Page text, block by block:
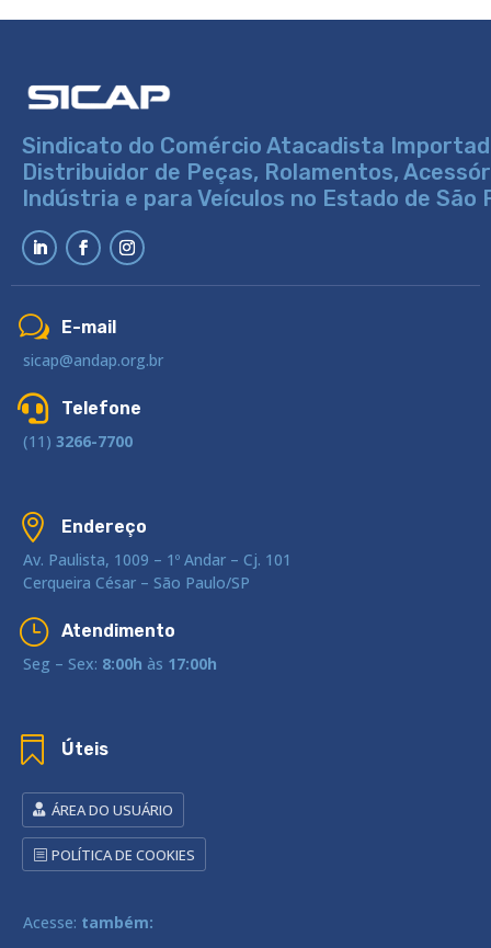
Sindicato do Comércio Atacadista
Distribuidor de Peças, Rolamentos,
Indústria e para Veículos no Estado de São
w
E-mail
sicap@andap.org.br

Telefone
(11) 3266-7700

Endereço
Av. Paulista, 1009 – 1º Andar – Cj. 101
Cerqueira César – São Paulo/SP
}
Atendimento
Seg – Sex: 8:00h às 17:00h
 Úteis
ÁREA DO USUÁRIO
POLÍTICA DE COOKIES
Acesse: também: